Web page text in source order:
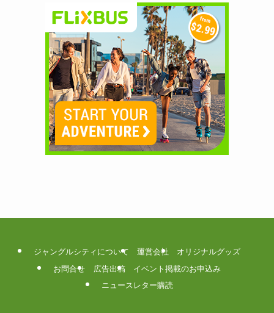
ジャングルシティについて 運営会社
オリジナルグッズ
お問合せ
広告出稿
イベント掲載のお申込み
ニュースレター購読